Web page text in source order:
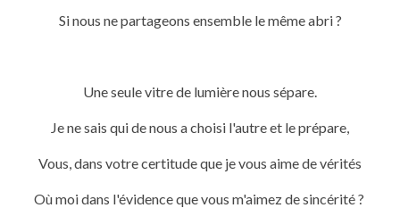
Si nous ne partageons ensemble le même abri ?
Une seule vitre de lumière nous sépare.
Je ne sais qui de nous a choisi l'autre et le prépare,
Vous, dans votre certitude que je vous aime de vérités
Où moi dans l'évidence que vous m'aimez de sincérité ?